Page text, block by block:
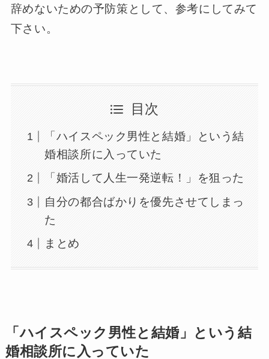
辞めないための予防策として、参考にしてみて
下さい。
目次
「ハイスペック男性と結婚」という結
婚相談所に入っていた
「婚活して人生一発逆転！」を狙った
自分の都合ばかりを優先させてしまっ
た
まとめ
「ハイスペック男性と結婚」という結
婚相談所に入っていた